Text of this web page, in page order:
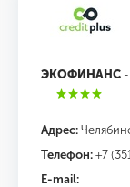
ЭКОФИНАНС
Адрес:
Телефон: +7
E-mail: